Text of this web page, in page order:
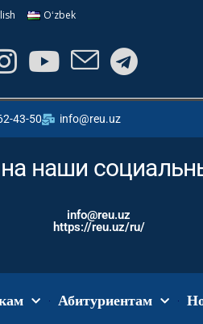
Oʻzbek
43-50 info@reu.uz
наши
info@reu.uz
https://reu.uz/ru/
Абитуриентам